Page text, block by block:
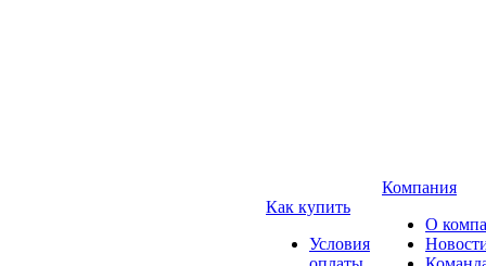
Как купить
Условия
Компания
О